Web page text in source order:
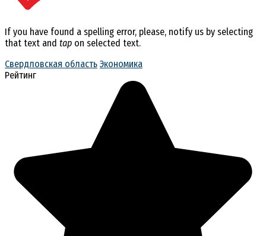
If you have found a spelling error, please, notify us by selecting
that text and tap on selected text.
Свердловская область Экономика
Рейтинг